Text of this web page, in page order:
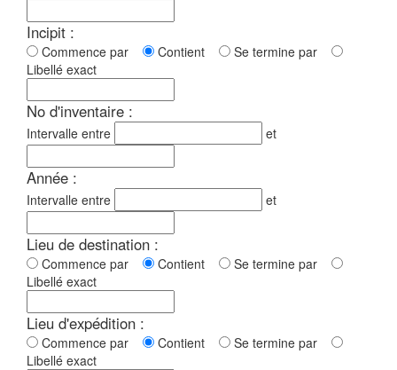
Incipit :
Commence par Contient
Se termine par
Libellé exact
No d'inventaire :
Intervalle entre et
Année :
Intervalle entre et
Lieu de destination :
Commence par Contient
Se termine par
Libellé exact
Lieu d'expédition :
Commence par Contient
Se termine par
Libellé exact